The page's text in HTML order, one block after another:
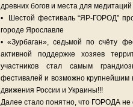
древних богов и места для медитаций
• Шестой фестиваль “ЯР-ГОРОД”
городе Ярославле
• «Зурбаган», седьмой по счёту
активной поддержке хозяев
участников стал самым
фестивалей и возможно крупнейшим
движения России и Украины!!!
Далее стало понятно, что ГОРОДА не